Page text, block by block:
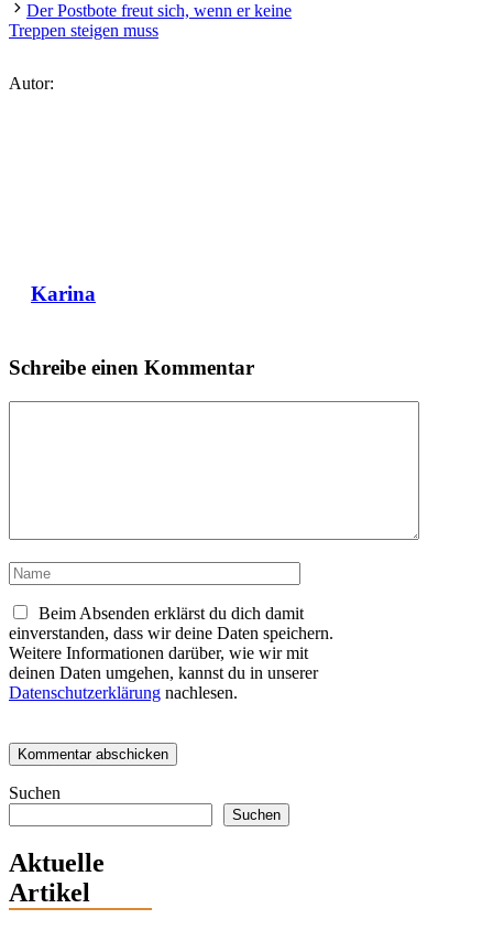
Der Postbote freut sich, wenn er keine
Treppen steigen muss
Autor:
Karina
Schreibe einen Kommentar
Name
Beim Absenden erklärst du dich damit
einverstanden, dass wir deine Daten speichern.
Weitere Informationen darüber, wie wir mit
deinen Daten umgehen, kannst du in unserer
Datenschutzerklärung nachlesen.
Suchen
Suchen
Aktuelle
Artikel